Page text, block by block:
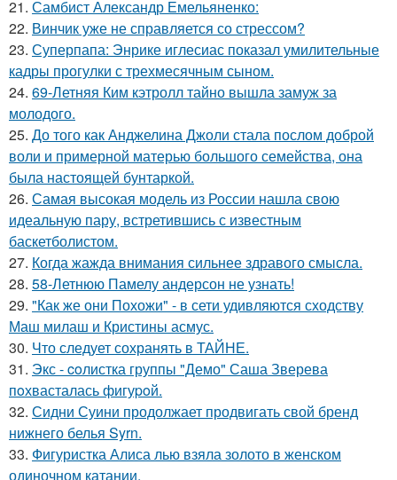
21. Самбист Александр Емельяненко:
22. Винчик уже не справляется со стрессом?
23. Суперпапа: Энрике иглесиас показал умилительные
кадры прогулки с трехмесячным сыном.
24. 69-Летняя Ким кэтролл тайно вышла замуж за
молодого.
25. До того как Анджелина Джоли стала послом доброй
воли и примерной матерью большого семейства, она
была настоящей бунтаркой.
26. Самая высокая модель из России нашла свою
идеальную пару, встретившись с известным
баскетболистом.
27. Когда жажда внимания сильнее здравого смысла.
28. 58-Летнюю Памелу андерсон не узнать!
29. "Как же они Похожи" - в сети удивляются сходству
Маш милаш и Кристины асмус.
30. Что следует сохранять в ТАЙНЕ.
31. Экс - coлистка группы "Демо" Саша Зверева
пoхвасталась фигуpoй.
32. Сидни Суини продолжает продвигать свой бренд
нижнего белья Syrn.
33. Фигуристка Алиса лью взяла золото в женском
одиночном катании.